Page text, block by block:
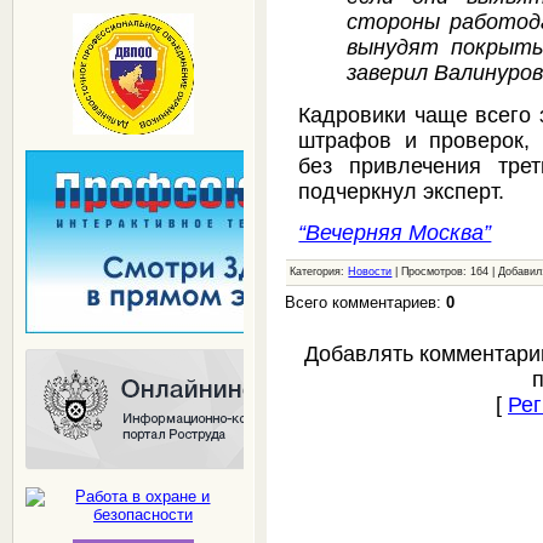
стороны
вынудят
заверил
Кадровики чаще
штрафов и проверок,
без привлечения
подчеркнул эксперт.
“Вечерняя Москва”
Категория: Новости | Просмотров: 164 |
Всего комментариев:0
Добавлять
[